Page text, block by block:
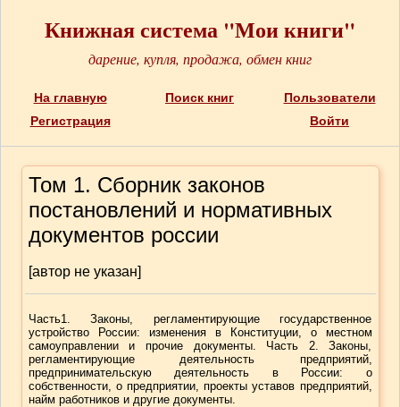
Книжная система "Мои книги"
дарение, купля, продажа, обмен книг
На главную Поиск книг
Пользователи
Регистрация
Войти
Том 1. Сборник законов
постановлений и нормативных
документов россии
[автор не указан]
Часть1. Законы, регламентирующие государственное
устройство России: изменения в Конституции, о местном
самоуправлении и прочие документы. Часть 2. Законы,
регламентирующие деятельность предприятий,
предпринимательскую деятельность в России: о
собственности, о предприятии, проекты уставов предприятий,
найм работников и другие документы.